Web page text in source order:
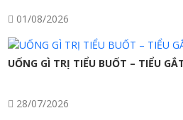
01/08/2026
UỐNG GÌ TRỊ TIỂU BUỐT – TIỂU
28/07/2026